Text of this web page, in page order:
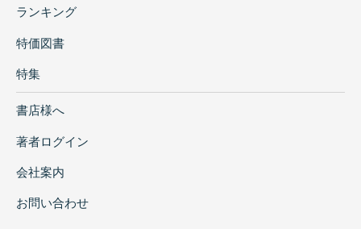
ランキング
特価図書
特集
書店様へ
著者ログイン
会社案内
お問い合わせ